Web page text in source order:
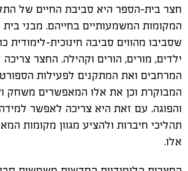
חצר בית-הספר היא סביבת החיים של
המקומות המשמעותיים בחייהם. מבני
שסביבו מהווים סביבה חינוכית-לימודית
ילדים, מורים, הורים וקהילה. החצר
המרחבים ואת המתקנים לפעילות
המבוקרת וכן את אלו המאפשרים משחק
והפוגה. עם זאת היא צריכה לאפשר
תהליכי חיברות ולהציע מגוון מקומות
אלו.